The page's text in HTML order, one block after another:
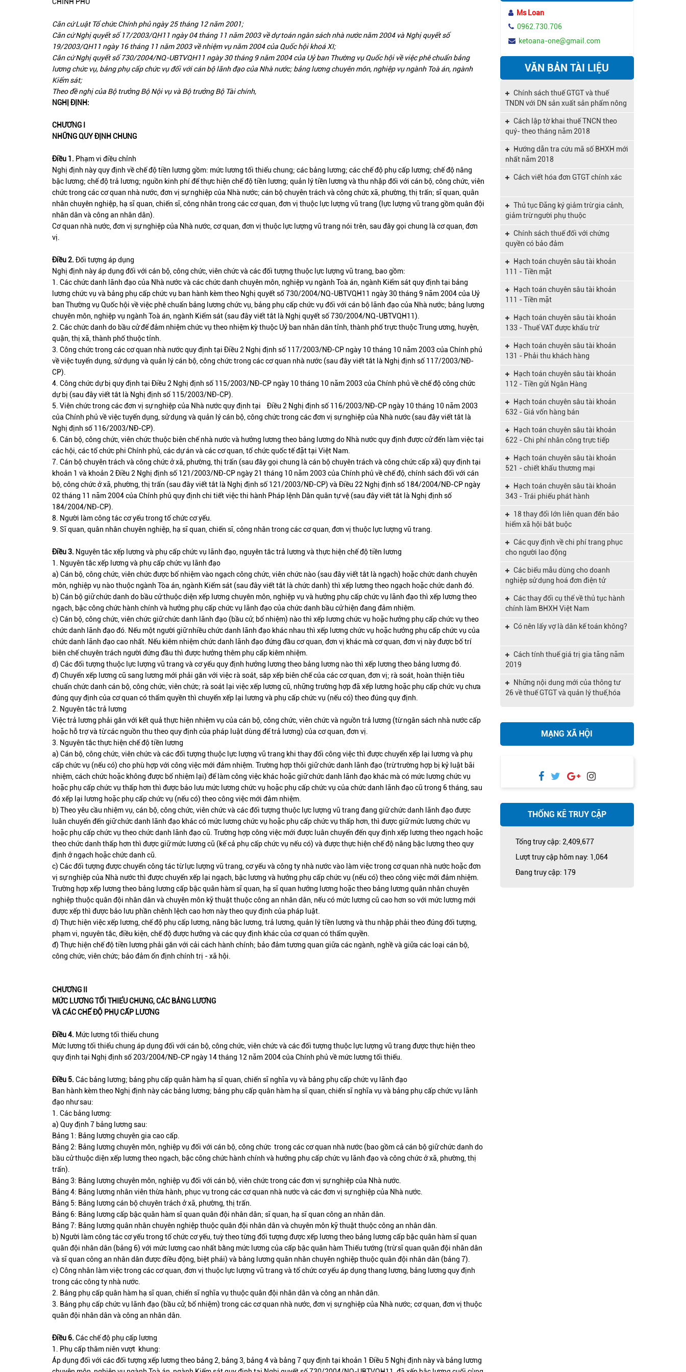
CHÍNH PHỦ
Căn cứ Luật Tổ chức Chính phủ ngày 25 tháng 12 năm 2001;
Căn cứ Nghị quyết số 17/2003/QH11 ngày 04 tháng 11 năm 2003 về dự toán ngân sách nhà nước năm 2004 và Nghị quyết số
19/2003/QH11 ngày 16 tháng 11 năm 2003 về nhiệm vụ năm 2004 của Quốc hội khoá XI;
Căn cứ Nghị quyết số 730/2004/NQ-UBTVQH11 ngày 30 tháng 9 năm 2004 của Uỷ ban Thường vụ Quốc hội về việc phê chuẩn bảng
lương chức vụ, bảng phụ cấp chức vụ đối với cán bộ lãnh đạo của Nhà nước; bảng lương chuyên môn, nghiệp vụ ngành Toà án, ngành
Kiểm sát;
Theo đề nghị của Bộ trưởng Bộ Nội vụ và Bộ trưởng Bộ Tài chính,
NGHỊ ĐỊNH:
CHƯƠNG I
NHỮNG QUY ĐỊNH CHUNG
Điều 1. Phạm vi điều chỉnh
Nghị định này quy định về chế độ tiền lương gồm: mức lương tối thiểu chung; các bảng lương; các chế độ phụ cấp lương; chế độ nâng
bậc lương; chế độ trả lương; nguồn kinh phí để thực hiện chế độ tiền lương; quản lý tiền lương và thu nhập đối với cán bộ, công chức, viên
chức trong các cơ quan nhà nước, đơn vị sự nghiệp của Nhà nước; cán bộ chuyên trách và công chức xã, phường, thị trấn; sĩ quan, quân
nhân chuyên nghiệp, hạ sĩ quan, chiến sĩ, công nhân trong các cơ quan, đơn vị thuộc lực lượng vũ trang (lực lượng vũ trang gồm quân đội
nhân dân và công an nhân dân).
Cơ quan nhà nước, đơn vị sự nghiệp của Nhà nước, cơ quan, đơn vị thuộc lực lượng vũ trang nói trên, sau đây gọi chung là cơ quan, đơn
vị.
Điều 2. Đối tượng áp dụng
Nghị định này áp dụng đối với cán bộ, công chức, viên chức và các đối tượng thuộc lực lượng vũ trang, bao gồm:
1. Các chức danh lãnh đạo của Nhà nước và các chức danh chuyên môn, nghiệp vụ ngành Toà án, ngành Kiểm sát quy định tại bảng
lương chức vụ và bảng phụ cấp chức vụ ban hành kèm theo Nghị quyết số 730/2004/NQ-UBTVQH11 ngày 30 tháng 9 năm 2004 của Uỷ
ban Thường vụ Quốc hội về việc phê chuẩn bảng lương chức vụ, bảng phụ cấp chức vụ đối với cán bộ lãnh đạo của Nhà nước; bảng lương
chuyên môn, nghiệp vụ ngành Toà án, ngành Kiểm sát (sau đây viết tắt là Nghị quyết số 730/2004/NQ-UBTVQH11).
2. Các chức danh do bầu cử để đảm nhiệm chức vụ theo nhiệm kỳ thuộc Uỷ ban nhân dân tỉnh, thành phố trực thuộc Trung ương, huyện,
quận, thị xã, thành phố thuộc tỉnh.
3. Công chức trong các cơ quan nhà nước quy định tại Điều 2 Nghị định số 117/2003/NĐ-CP ngày 10 tháng 10 năm 2003 của Chính phủ
về việc tuyển dụng, sử dụng và quản lý cán bộ, công chức trong các cơ quan nhà nước (sau đây viết tắt là Nghị định số 117/2003/NĐ-
CP).
4. Công chức dự bị quy định tại Điều 2 Nghị định số 115/2003/NĐ-CP ngày 10 tháng 10 năm 2003 của Chính phủ về chế độ công chức
dự bị (sau đây viết tắt là Nghị định số 115/2003/NĐ-CP).
5. Viên chức trong các đơn vị sự nghiệp của Nhà nước quy định tại Điều 2 Nghị định số 116/2003/NĐ-CP ngày 10 tháng 10 năm 2003
của Chính phủ về việc tuyển dụng, sử dụng và quản lý cán bộ, công chức trong các đơn vị sự nghiệp của Nhà nước (sau đây viết tắt là
Nghị định số 116/2003/NĐ-CP).
6. Cán bộ, công chức, viên chức thuộc biên chế nhà nước và hưởng lương theo bảng lương do Nhà nước quy định được cử đến làm việc tại
các hội, các tổ chức phi Chính phủ, các dự án và các cơ quan, tổ chức quốc tế đặt tại Việt Nam.
7. Cán bộ chuyên trách và công chức ở xã, phường, thị trấn (sau đây gọi chung là cán bộ chuyên trách và công chức cấp xã) quy định tại
khoản 1 và khoản 2 Điều 2 Nghị định số 121/2003/NĐ-CP ngày 21 tháng 10 năm 2003 của Chính phủ về chế độ, chính sách đối với cán
bộ, công chức ở xã, phường, thị trấn (sau đây viết tắt là Nghị định số 121/2003/NĐ-CP) và Điều 22 Nghị định số 184/2004/NĐ-CP ngày
02 tháng 11 năm 2004 của Chính phủ quy định chi tiết việc thi hành Pháp lệnh Dân quân tự vệ (sau đây viết tắt là Nghị định số
184/2004/NĐ-CP).
8. Người làm công tác cơ yếu trong tổ chức cơ yếu.
9. Sĩ quan, quân nhân chuyên nghiệp, hạ sĩ quan, chiến sĩ, công nhân trong các cơ quan, đơn vị thuộc lực lượng vũ trang.
Điều 3. Nguyên tắc xếp lương và phụ cấp chức vụ lãnh đạo, nguyên tắc trả lương và thực hiện chế độ tiền lương
1. Nguyên tắc xếp lương và phụ cấp chức vụ lãnh đạo
a) Cán bộ, công chức, viên chức được bổ nhiệm vào ngạch công chức, viên chức nào (sau đây viết tắt là ngạch) hoặc chức danh chuyên
môn, nghiệp vụ nào thuộc ngành Tòa án, ngành Kiểm sát (sau đây viết tắt là chức danh) thì xếp lương theo ngạch hoặc chức danh đó.
b) Cán bộ giữ chức danh do bầu cử thuộc diện xếp lương chuyên môn, nghiệp vụ và hưởng phụ cấp chức vụ lãnh đạo thì xếp lương theo
ngạch, bậc công chức hành chính và hưởng phụ cấp chức vụ lãnh đạo của chức danh bầu cử hiện đang đảm nhiệm.
c) Cán bộ, công chức, viên chức giữ chức danh lãnh đạo (bầu cử, bổ nhiệm) nào thì xếp lương chức vụ hoặc hưởng phụ cấp chức vụ theo
chức danh lãnh đạo đó. Nếu một người giữ nhiều chức danh lãnh đạo khác nhau thì xếp lương chức vụ hoặc hưởng phụ cấp chức vụ của
chức danh lãnh đạo cao nhất. Nếu kiêm nhiệm chức danh lãnh đạo đứng đầu cơ quan, đơn vị khác mà cơ quan, đơn vị này được bố trí
biên chế chuyên trách người đứng đầu thì được hưởng thêm phụ cấp kiêm nhiệm.
d) Các đối tượng thuộc lực lượng vũ trang và cơ yếu quy định hưởng lương theo bảng lương nào thì xếp lương theo bảng lương đó.
đ) Chuyển xếp lương cũ sang lương mới phải gắn với việc rà soát, sắp xếp biên chế của các cơ quan, đơn vị; rà soát, hoàn thiện tiêu
chuẩn chức danh cán bộ, công chức, viên chức; rà soát lại việc xếp lương cũ, những trường hợp đã xếp lương hoặc phụ cấp chức vụ chưa
đúng quy định của cơ quan có thẩm quyền thì chuyển xếp lại lương và phụ cấp chức vụ (nếu có) theo đúng quy định.
2. Nguyên tắc trả lương
Việc trả lương phải gắn với kết quả thực hiện nhiệm vụ của cán bộ, công chức, viên chức và nguồn trả lương (từ ngân sách nhà nước cấp
hoặc hỗ trợ và từ các nguồn thu theo quy định của pháp luật dùng để trả lương) của cơ quan, đơn vị.
3. Nguyên tắc thực hiện chế độ tiền lương
a) Cán bộ, công chức, viên chức và các đối tượng thuộc lực lượng vũ trang khi thay đổi công việc thì được chuyển xếp lại lương và phụ
cấp chức vụ (nếu có) cho phù hợp với công việc mới đảm nhiệm. Trường hợp thôi giữ chức danh lãnh đạo (trừ trường hợp bị kỷ luật bãi
nhiệm, cách chức hoặc không được bổ nhiệm lại) để làm công việc khác hoặc giữ chức danh lãnh đạo khác mà có mức lương chức vụ
hoặc phụ cấp chức vụ thấp hơn thì được bảo lưu mức lương chức vụ hoặc phụ cấp chức vụ của chức danh lãnh đạo cũ trong 6 tháng, sau
đó xếp lại lương hoặc phụ cấp chức vụ (nếu có) theo công việc mới đảm nhiệm.
b) Theo yêu cầu nhiệm vụ, cán bộ, công chức, viên chức và các đối tượng thuộc lực lượng vũ trang đang giữ chức danh lãnh đạo được
luân chuyển đến giữ chức danh lãnh đạo khác có mức lương chức vụ hoặc phụ cấp chức vụ thấp hơn, thì được giữ mức lương chức vụ
hoặc phụ cấp chức vụ theo chức danh lãnh đạo cũ. Trường hợp công việc mới được luân chuyển đến quy định xếp lương theo ngạch hoặc
theo chức danh thấp hơn thì được giữ mức lương cũ (kể cả phụ cấp chức vụ nếu có) và được thực hiện chế độ nâng bậc lương theo quy
định ở ngạch hoặc chức danh cũ.
c) Các đối tượng được chuyển công tác từ lực lượng vũ trang, cơ yếu và công ty nhà nước vào làm việc trong cơ quan nhà nước hoặc đơn
vị sự nghiệp của Nhà nước thì được chuyển xếp lại ngạch, bậc lương và hưởng phụ cấp chức vụ (nếu có) theo công việc mới đảm nhiệm.
Trường hợp xếp lương theo bảng lương cấp bậc quân hàm sĩ quan, hạ sĩ quan hưởng lương hoặc theo bảng lương quân nhân chuyên
nghiệp thuộc quân đội nhân dân và chuyên môn kỹ thuật thuộc công an nhân dân, nếu có mức lương cũ cao hơn so với mức lương mới
được xếp thì được bảo lưu phần chênh lệch cao hơn này theo quy định của pháp luật.
d) Thực hiện việc xếp lương, chế độ phụ cấp lương, nâng bậc lương, trả lương, quản lý tiền lương và thu nhập phải theo đúng đối tượng,
phạm vi, nguyên tắc, điều kiện, chế độ được hưởng và các quy định khác của cơ quan có thẩm quyền.
đ) Thực hiện chế độ tiền lương phải gắn với cải cách hành chính; bảo đảm tương quan giữa các ngành, nghề và giữa các loại cán bộ,
công chức, viên chức; bảo đảm ổn định chính trị - xã hội.
CHƯƠNG II
MỨC LƯƠNG TỐI THIỂU CHUNG, CÁC BẢNG LƯƠNG
VÀ CÁC CHẾ ĐỘ PHỤ CẤP LƯƠNG
Điều 4. Mức lương tối thiểu chung
Mức lương tối thiểu chung áp dụng đối với cán bộ, công chức, viên chức và các đối tượng thuộc lực lượng vũ trang được thực hiện theo
quy định tại Nghị định số 203/2004/NĐ-CP ngày 14 tháng 12 năm 2004 của Chính phủ về mức lương tối thiểu.
Điều 5. Các bảng lương; bảng phụ cấp quân hàm hạ sĩ quan, chiến sĩ nghĩa vụ và bảng phụ cấp chức vụ lãnh đạo
Ban hành kèm theo Nghị định này các bảng lương; bảng phụ cấp quân hàm hạ sĩ quan, chiến sĩ nghĩa vụ và bảng phụ cấp chức vụ lãnh
đạo như sau:
1. Các bảng lương:
a) Quy định 7 bảng lương sau:
Bảng 1: Bảng lương chuyên gia cao cấp.
Bảng 2: Bảng lương chuyên môn, nghiệp vụ đối với cán bộ, công chức trong các cơ quan nhà nước (bao gồm cả cán bộ giữ chức danh do
bầu cử thuộc diện xếp lương theo ngạch, bậc công chức hành chính và hưởng phụ cấp chức vụ lãnh đạo và công chức ở xã, phường, thị
trấn).
Bảng 3: Bảng lương chuyên môn, nghiệp vụ đối với cán bộ, viên chức trong các đơn vị sự nghiệp của Nhà nước.
Bảng 4: Bảng lương nhân viên thừa hành, phục vụ trong các cơ quan nhà nước và các đơn vị sự nghiệp của Nhà nước.
Bảng 5: Bảng lương cán bộ chuyên trách ở xã, phường, thị trấn.
Bảng 6: Bảng lương cấp bậc quân hàm sĩ quan quân đội nhân dân; sĩ quan, hạ sĩ quan công an nhân dân.
Bảng 7: Bảng lương quân nhân chuyên nghiệp thuộc quân đội nhân dân và chuyên môn kỹ thuật thuộc công an nhân dân.
b) Người làm công tác cơ yếu trong tổ chức cơ yếu, tuỳ theo từng đối tượng được xếp lương theo bảng lương cấp bậc quân hàm sĩ quan
quân đội nhân dân (bảng 6) với mức lương cao nhất bằng mức lương của cấp bậc quân hàm Thiếu tướng (trừ sĩ quan quân đội nhân dân
và sĩ quan công an nhân dân được điều động, biệt phái) và bảng lương quân nhân chuyên nghiệp thuộc quân đội nhân dân (bảng 7).
c) Công nhân làm việc trong các cơ quan, đơn vị thuộc lực lượng vũ trang và tổ chức cơ yếu áp dụng thang lương, bảng lương quy định
trong các công ty nhà nước.
2. Bảng phụ cấp quân hàm hạ sĩ quan, chiến sĩ nghĩa vụ thuộc quân đội nhân dân và công an nhân dân.
3. Bảng phụ cấp chức vụ lãnh đạo (bầu cử, bổ nhiệm) trong các cơ quan nhà nước, đơn vị sự nghiệp của Nhà nước; cơ quan, đơn vị thuộc
quân đội nhân dân và công an nhân dân.
Điều 6. Các chế độ phụ cấp lương
1. Phụ cấp thâm niên vượt khung:
Áp dụng đối với các đối tượng xếp lương theo bảng 2, bảng 3, bảng 4 và bảng 7 quy định tại khoản 1 Điều 5 Nghị định này và bảng lương
Thẩm quyền xử phạt vi phạm hành
chính về thuế
Giao quyền xử phạt vi phạm hành
Xử phạt vi phạm hành chính về thuế
không lập biên bản
Lập biên bản vi phạm hành chính về
Mua bất động sản để cho thuê có
được hoàn thuế GTGT không?
Hợp đồng lao động có thời hạn được
Nhiều doanh nghiệp vui mừng vì
được miễn thuế đến 13 năm
Hướng dẫn về nghị định
12/2015/NĐ-CP
Hộ kinh doanh cần phải đóng loại
thuế nào năm nay?v
Cải cách thuế qua thông tư số
119/2014/TT-BTC
Hoàn thuế GTGT khi chuyển đổi loại
Nghị định số 119/2018/NĐ-CP quy
định về hóa đơn điện tử khi bán hàng
hóa, cung cấp dịch vụ có hiệu lực từ
ngày 01/11/2018
điểm mới Luật quản lý thuế (sửa
Nghị định 38/2019/NĐ-CP về mức
lương cơ sở của cán bộ, công chức và
lực lượng vũ trang
Nghị định 45/2010/NĐ-CP về tổ
chức, hoạt động và quản lý hội
Nghị định 204/2004/NĐ-CP
Công văn 845/TCT-CNTT kế hoạch
nâng cấp HTKK đáp ứng TT 133
Nghị định 39/2018/NĐ-CP quy dịnh
Luật hỗ trợ doanh nghiệp vừa và nhỏ
Nghị định 119/2018/NĐ-CP quy
định về hóa đơn điện tử
Nghị định 157/2018/NĐ-CP Quy
định mức lương tối thiểu vùng 2019
Công văn số 1734/BHXH-QLT ngày
16 tháng 08 năm 2017
Ms Loan
0962.730.706
ketoana-one@gmail.com
VĂN BẢN TÀI LIỆU
Chính sách thuế GTGT và thuế
TNDN với DN sản xuất sản phẩm nông
Cách lập tờ khai thuế TNCN theo
quý- theo tháng năm 2018
Hướng dẫn tra cứu mã số BHXH mới
nhất năm 2018
Cách viết hóa đơn GTGT chính xác
Thủ tục Đăng ký giảm trừ gia cảnh,
giảm trừ người phụ thuộc
Chính sách thuế đối với chứng
quyền có bảo đảm
Hạch toán chuyên sâu tài khoản
111 - Tiền mặt
Hạch toán chuyên sâu tài khoản
111 - Tiền mặt
Hạch toán chuyên sâu tài khoản
133 - Thuế VAT được khấu trừ
Hạch toán chuyên sâu tài khoản
131 - Phải thu khách hàng
Hạch toán chuyên sâu tài khoản
112 - Tiền gửi Ngân Hàng
Hạch toán chuyên sâu tài khoản
632 - Giá vốn hàng bán
Hạch toán chuyên sâu tài khoản
622 - Chi phí nhân công trực tiếp
Hạch toán chuyên sâu tài khoản
521 - chiết khấu thương mại
Hạch toán chuyên sâu tài khoản
343 - Trái phiếu phát hành
18 thay đổi lớn liên quan đến bảo
hiểm xã hội bắt buộc
Các quy định về chi phí trang phục
cho người lao động
Các biểu mẫu dùng cho doanh
nghiệp sử dụng hoá đơn điện tử
Các thay đổi cụ thể về thủ tục hành
chính làm BHXH Việt Nam
Có nên lấy vợ là dân kế toán không?
Cách tính thuế giá trị gia tăng năm
2019
Những nội dung mới của thông tư
26 về thuế GTGT và quản lý thuế,hóa
MẠNG XÃ HỘI
THỐNG KÊ TRUY CẬP
Tổng truy cập: 2,409,677
Lượt truy cập hôm nay: 1,064
Đang truy cập: 179